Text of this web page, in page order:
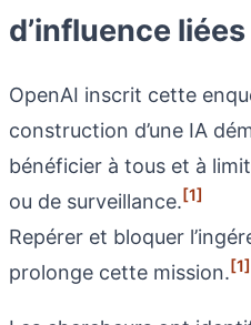
d’influence liées
OpenAI inscrit cette
construction d’une IA
bénéficier à tous et à
ou de surveillance.[1]
Repérer et bloquer
prolonge cette mission.[1]